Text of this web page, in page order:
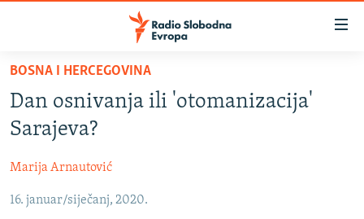
Pređite
glavni
sadržaj
na
navigaciju
BOSNA I HERCEGOVINA
SRBIJA
KOSOVO
CRNA GORA
BOSNA I HERCEGOVINA
Dan osnivanja ili 'otomanizacija'
Sarajeva?
Marija Arnautović
16. januar/siječanj, 2020.